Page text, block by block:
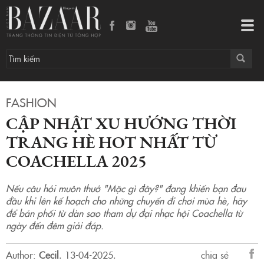
FASHION
CẬP NHẬT XU HƯỚNG THỜI
TRANG HÈ HOT NHẤT TỪ
COACHELLA 2025
Nếu câu hỏi muôn thưở "Mặc gì đây?" đang khiến bạn đau
đầu khi lên kế hoạch cho những chuyến đi chơi mùa hè, hãy
để bản phối từ dàn sao tham dự đại nhạc hội Coachella từ
ngày đến đêm giải đáp.
Author: Cecil. 13-04-2025.
chia sẻ